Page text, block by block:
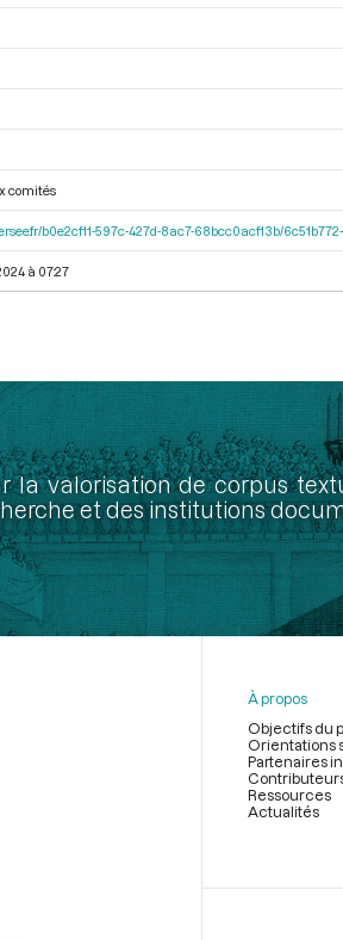
comités
b0e2cf11-597c-427d-8ac7-68bcc0acf13b/
à 07:27
la valorisation de corpus
et des institutions
À propos
Objectifs du
Orientations
Partenaires
Ressources
Actualités